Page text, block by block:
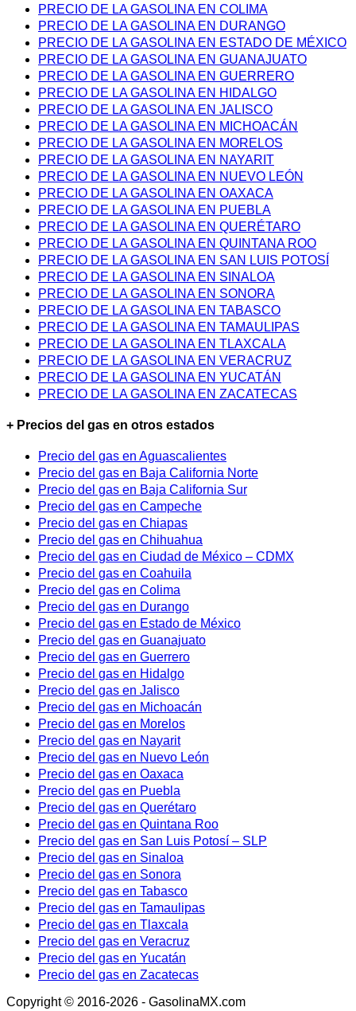
PRECIO DE LA GASOLINA EN COLIMA
PRECIO DE LA GASOLINA EN DURANGO
PRECIO DE LA GASOLINA EN ESTADO DE MÉXICO
PRECIO DE LA GASOLINA EN GUANAJUATO
PRECIO DE LA GASOLINA EN GUERRERO
PRECIO DE LA GASOLINA EN HIDALGO
PRECIO DE LA GASOLINA EN JALISCO
PRECIO DE LA GASOLINA EN MICHOACÁN
PRECIO DE LA GASOLINA EN MORELOS
PRECIO DE LA GASOLINA EN NAYARIT
PRECIO DE LA GASOLINA EN NUEVO LEÓN
PRECIO DE LA GASOLINA EN OAXACA
PRECIO DE LA GASOLINA EN PUEBLA
PRECIO DE LA GASOLINA EN QUERÉTARO
PRECIO DE LA GASOLINA EN QUINTANA ROO
PRECIO DE LA GASOLINA EN SAN LUIS POTOSÍ
PRECIO DE LA GASOLINA EN SINALOA
PRECIO DE LA GASOLINA EN SONORA
PRECIO DE LA GASOLINA EN TABASCO
PRECIO DE LA GASOLINA EN TAMAULIPAS
PRECIO DE LA GASOLINA EN TLAXCALA
PRECIO DE LA GASOLINA EN VERACRUZ
PRECIO DE LA GASOLINA EN YUCATÁN
PRECIO DE LA GASOLINA EN ZACATECAS
+ Precios del gas en otros estados
Precio del gas en Aguascalientes
Precio del gas en Baja California Norte
Precio del gas en Baja California Sur
Precio del gas en Campeche
Precio del gas en Chiapas
Precio del gas en Chihuahua
Precio del gas en Ciudad de México – CDMX
Precio del gas en Coahuila
Precio del gas en Colima
Precio del gas en Durango
Precio del gas en Estado de México
Precio del gas en Guanajuato
Precio del gas en Guerrero
Precio del gas en Hidalgo
Precio del gas en Jalisco
Precio del gas en Michoacán
Precio del gas en Morelos
Precio del gas en Nayarit
Precio del gas en Nuevo León
Precio del gas en Oaxaca
Precio del gas en Puebla
Precio del gas en Querétaro
Precio del gas en Quintana Roo
Precio del gas en San Luis Potosí – SLP
Precio del gas en Sinaloa
Precio del gas en Sonora
Precio del gas en Tabasco
Precio del gas en Tamaulipas
Precio del gas en Tlaxcala
Precio del gas en Veracruz
Precio del gas en Yucatán
Precio del gas en Zacatecas
Copyright © 2016-2026 - GasolinaMX.com